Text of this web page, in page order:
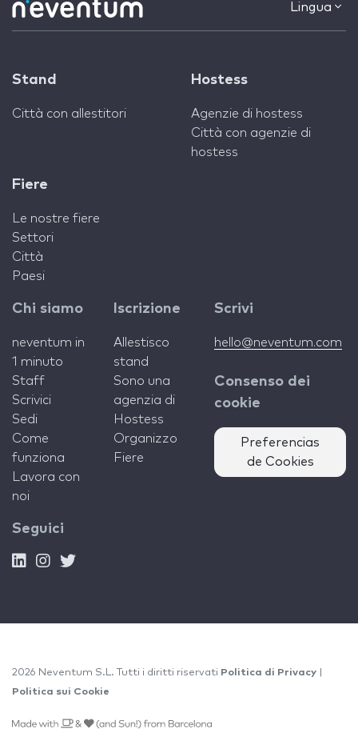
Lingua
Stand
Città con allestitori
Hostess
Agenzie di hostess
Città con agenzie di
hostess
Fiere
Le nostre fiere
Settori
Città
Paesi
Chi siamo
neventum in
1 minuto
Staff
Scrivici
Sedi
Come
funziona
Lavora con
noi
Iscrizione
Allestisco
stand
Sono una
agenzia di
Hostess
Organizzo
Fiere
Scrivi
hello@neventum.com
Consenso dei
cookie
Preferencias
de Cookies
Seguici
2026 Neventum S.L. Tutti i diritti riservati Politica di Privacy
Politica sui Cookie